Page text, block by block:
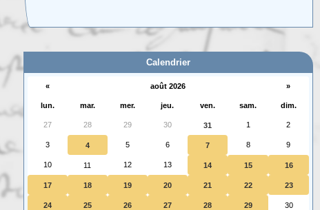
Adhésion 2026
Vous voulez adhérer, renouveler votre adhésion, vous (ré)abonner à
Calendrier
« août 2026 »
lun. mar. mer. jeu. ven. sam. dim.
27 28 29 30 31 1 2
3 4 5 6 7 8 9
10 11 12 13 14 15 16
17 18 19 20 21 22 23
24 25 26 27 28 29 30